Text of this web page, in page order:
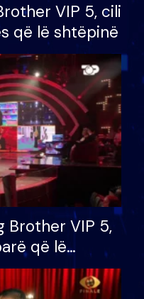
VIP 5, cili
që lë shtëpinë
Brother VIP 5,
që lë
për